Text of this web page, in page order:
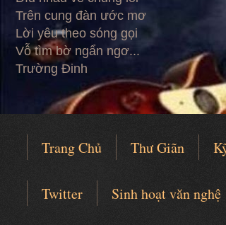
Trên cung đàn ước mơ
Lời yêu theo sóng gọi
Vỗ tìm bờ ngẩn ngơ...
Trường Đinh
Trang Chủ Thư Giãn
Twitter Sinh hoạt văn nghệ